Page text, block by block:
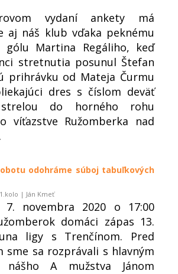
vydaní ankety má
aj náš klub vďaka peknému
gólu Martina Regáliho, keď
stretnutia posunul Štefan
prihrávku od Mateja Čurmu
dres s číslom deväť
do horného rohu
víťazstve Ružomberka nad
odohráme súboj tabuľkových
| Ján Kmeť
novembra 2020 o 17:00
domáci zápas 13.
ligy s Trenčínom. Pred
sa rozprávali s hlavným
nášho A mužstva Jánom